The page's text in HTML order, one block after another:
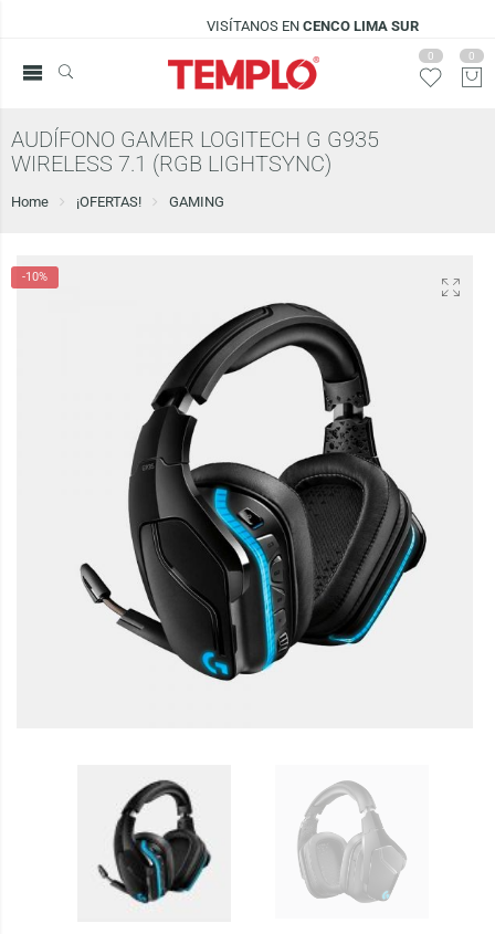
VISÍTANOS ENCENCO LIMA SUR
0 0
AUDÍFONO GAMER LOGITECH G G935
WIRELESS 7.1 (RGB LIGHTSYNC)
Home ¡OFERTAS! GAMING
-10%